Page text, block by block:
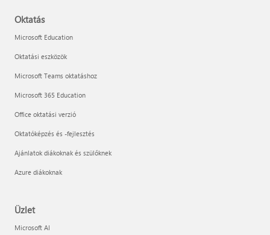
Oktatás
Microsoft Education
Oktatási eszközök
Microsoft Teams oktatáshoz
Microsoft 365 Education
Office oktatási verzió
Oktatóképzés és -fejlesztés
Ajánlatok diákoknak és szülőknek
Azure diákoknak
Üzlet
Microsoft AI